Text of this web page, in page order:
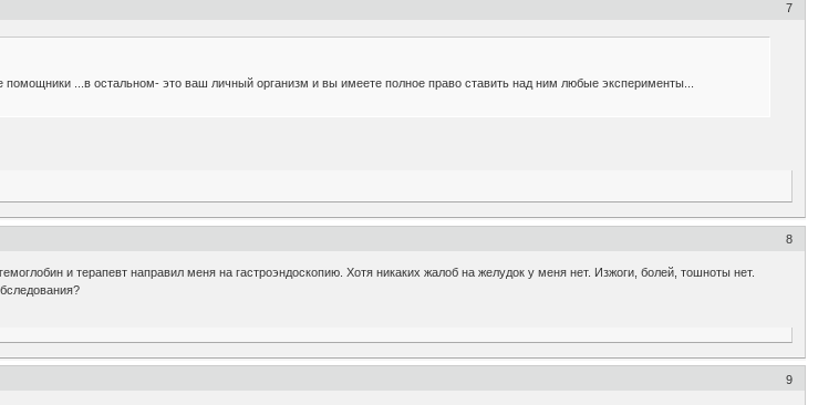
7
...в остальном- это ваш личный организм и вы имеете полное право ставить над ним любые эксперименты...
8
и терапевт направил меня на гастроэндоскопию. Хотя никаких жалоб на желудок у меня нет. Изжоги, болей, тошноты нет.
9